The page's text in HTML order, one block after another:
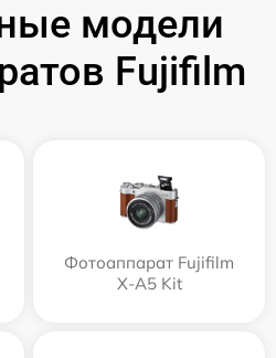
модели
Fujifilm
Фотоаппарат Fujifilm
X-A5 Kit